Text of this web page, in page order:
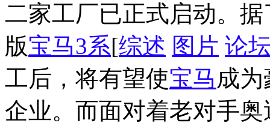
二家工厂已正式启动。
版宝马3系[综述 图片 论
工后，将有望使宝马成
企业。而面对着老对手